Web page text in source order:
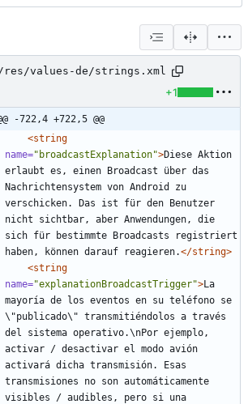
res/values-de/strings.xml
+1
-722,4 +722,5 @@
<string
name="broadcastExplanation">Diese Aktion
erlaubt es, einen Broadcast über das
Nachrichtensystem von Android zu
verschicken. Das ist für den Benutzer
nicht sichtbar, aber Anwendungen, die
sich für bestimmte Broadcasts registriert
haben, können darauf reagieren.</string>
<string
name="explanationBroadcastTrigger">La
mayoría de los eventos en su teléfono se
\"publicado\" transmitiéndolos a través
del sistema operativo.\nPor ejemplo,
activar / desactivar el modo avión
activará dicha transmisión. Esas
transmisiones no son automáticamente
visibles / audibles, pero si una